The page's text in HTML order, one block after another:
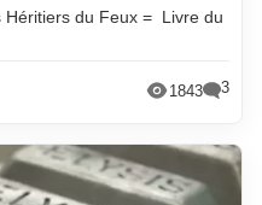
Héritiers du Feux = Livre du
1843 3